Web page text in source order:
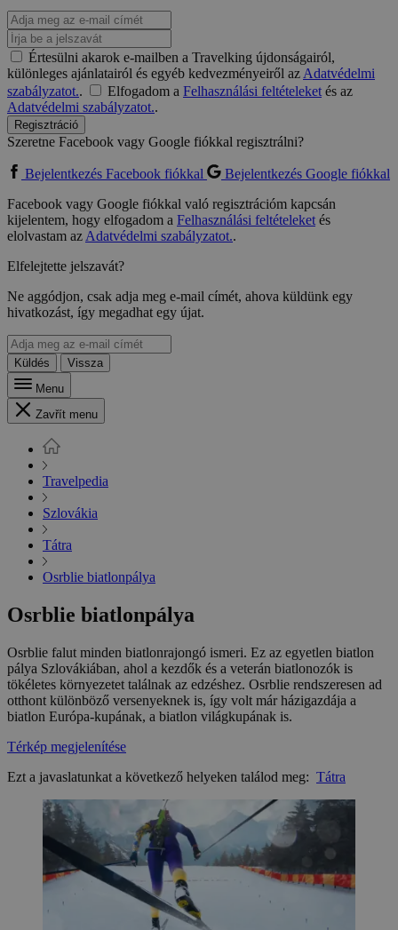
Értesülni akarok e-mailben a Travelking újdonságairól,
különleges ajánlatairól és egyéb kedvezményeiről azAdatvédelmi
szabályzatot.. Elfogadom a Felhasználási feltételeketés az
Adatvédelmi szabályzatot..
Regisztráció
Szeretne Facebook vagy Google fiókkal regisztrálni?
Bejelentkezés Facebook fiókkal
Bejelentkezés Google fiókkal
Facebook vagy Google fiókkal való regisztrációm kapcsán
kijelentem, hogy elfogadom a Felhasználási feltételeketés
elolvastam azAdatvédelmi szabályzatot..
Elfelejtette jelszavát?
Ne aggódjon, csak adja meg e-mail címét, ahova küldünk egy
hivatkozást, így megadhat egy újat.
Küldés
Vissza
Menu
Zavřít menu
Travelpedia
Szlovákia
Tátra
Osrblie biatlonpálya
Osrblie biatlonpálya
Osrblie falut minden biatlonrajongó ismeri. Ez az egyetlen biatlon
pálya Szlovákiában, ahol a kezdők és a veterán biatlonozók is
tökéletes környezetet találnak az edzéshez. Osrblie rendszeresen ad
otthont különböző versenyeknek is, így volt már házigazdája a
biatlon Európa-kupának, a biatlon világkupának is.
Térkép megjelenítése
Ezt a javaslatunkat a következő helyeken találod meg: Tátra